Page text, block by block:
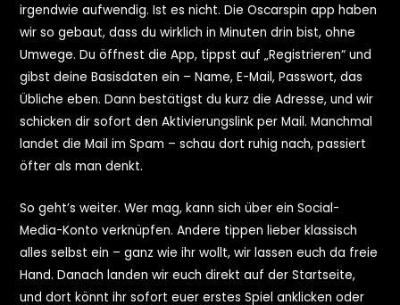
irgendwie aufwendig. Ist es nicht. Die Oscarspin app haben
wir so gebaut, dass du wirklich in Minuten drin bist, ohne
Umwege. Du öffnest die App, tippst auf „Registrieren“ und
gibst deine Basisdaten ein – Name, E-Mail, Passwort, das
Übliche eben. Dann bestätigst du kurz die Adresse, und wir
schicken dir sofort den Aktivierungslink per Mail. Manchmal
landet die Mail im Spam – schau dort ruhig nach, passiert
öfter als man denkt.
So geht’s weiter. Wer mag, kann sich über ein Social-
Media-Konto verknüpfen. Andere tippen lieber klassisch
alles selbst ein – ganz wie ihr wollt, wir lassen euch da freie
Hand. Danach landen wir euch direkt auf der Startseite,
und dort könnt ihr sofort euer erstes Spiel anklicken oder